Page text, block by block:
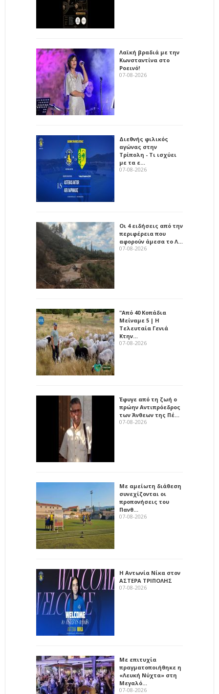
Λαϊκή βραδιά με την
Κωνσταντίνα στο
Ροεινό!
07-08-2026
Διεθνής φιλικός
αγώνας στην
Τρίπολη - Τι ισχύει
με τα ε…
07-08-2026
Οι 4 ειδήσεις από την
περιφέρεια που
αφορούν άμεσα το Λ…
07-08-2026
"Από 40 Κοπάδια
Μείναμε 5 | Η
Τελευταία Γενιά
Κτην…
07-08-2026
Έφυγε από τη ζωή ο
πρώην Αντιπρόεδρος
των Άνθεων της Πέ…
07-08-2026
Με αμείωτη διάθεση
συνεχίζονται οι
προπονήσεις του
Πανθ…
07-08-2026
Η Αντωνία Νίκα στον
ΑΣΤΕΡΑ ΤΡΙΠΟΛΗΣ
07-08-2026
Με επιτυχία
πραγματοποιήθηκε η
«Λευκή Νύχτα» στη
Μεγαλό…
07-08-2026